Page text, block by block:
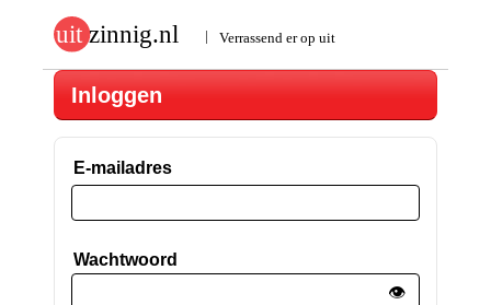
Inloggen
E-mailadres
Wachtwoord
👁️